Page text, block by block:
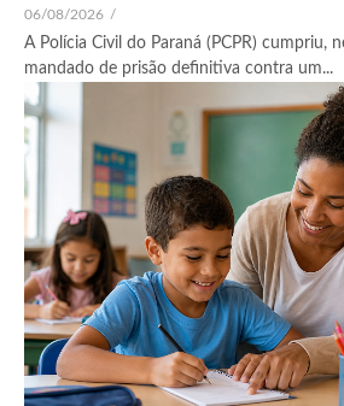
06/08/2026 /
A Polícia Civil do Paraná (PCPR) cumpriu,
mandado de prisão definitiva contra um...